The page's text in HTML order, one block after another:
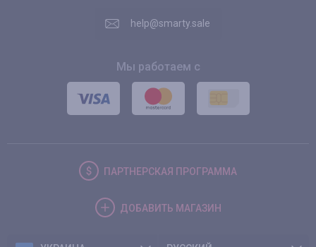
help@smarty.sale
Мы работаем с
ПАРТНЕРСКАЯ ПРОГРАММА
ДОБАВИТЬ МАГАЗИН